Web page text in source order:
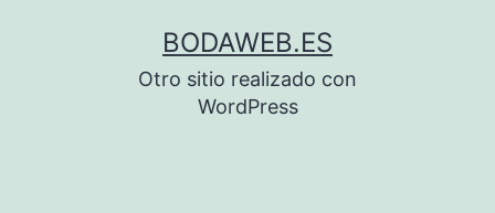
BODAWEB.ES
Otro sitio realizado con
WordPress